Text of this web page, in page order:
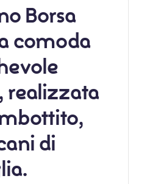
Borsa
comoda
realizzata
di